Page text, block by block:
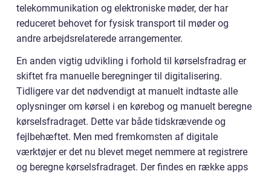
telekommunikation og elektroniske møder, der har
reduceret behovet for fysisk transport til møder og
andre arbejdsrelaterede arrangementer.
En anden vigtig udvikling i forhold til kørselsfradrag er
skiftet fra manuelle beregninger til digitalisering.
Tidligere var det nødvendigt at manuelt indtaste alle
oplysninger om kørsel i en kørebog og manuelt beregne
kørselsfradraget. Dette var både tidskrævende og
fejlbehæftet. Men med fremkomsten af digitale
værktøjer er det nu blevet meget nemmere at registrere
og beregne kørselsfradraget. Der findes en række apps